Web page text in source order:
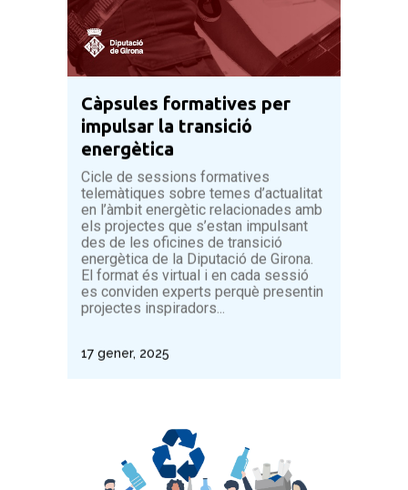
Càpsules formatives per
impulsar la transició
energètica
Cicle de sessions formatives
telemàtiques sobre temes d’actualitat
en l’àmbit energètic relacionades amb
els projectes que s’estan impulsant
des de les oficines de transició
energètica de la Diputació de Girona.
El format és virtual i en cada sessió
es conviden experts perquè presentin
projectes inspiradors...
17 gener, 2025